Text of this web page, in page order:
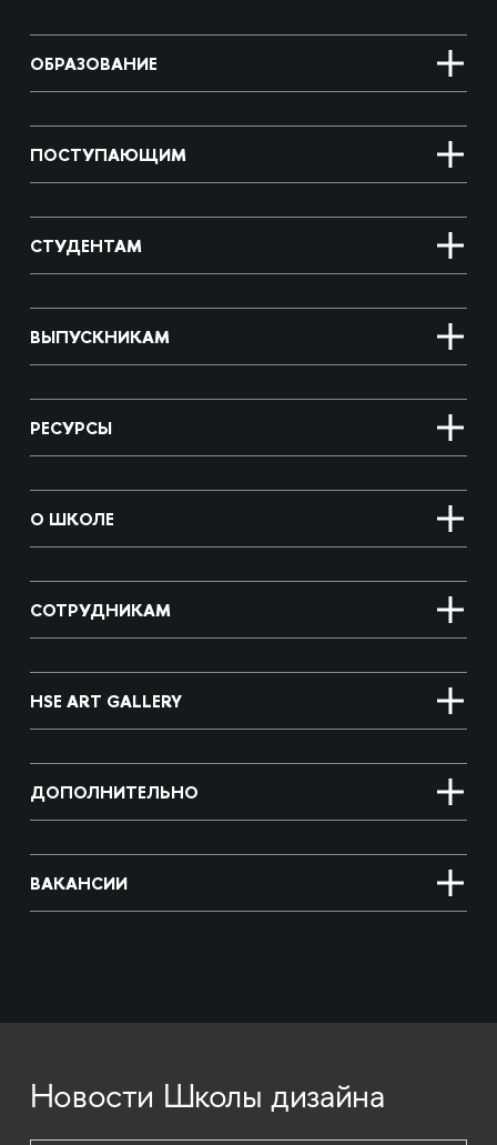
ОБРАЗОВАНИЕ
ПОСТУПАЮЩИМ
СТУДЕНТАМ
ВЫПУСКНИКАМ
РЕСУРСЫ
О ШКОЛЕ
СОТРУДНИКАМ
HSE ART GALLERY
ДОПОЛНИТЕЛЬНО
ВАКАНСИИ
Новости Школы дизайна